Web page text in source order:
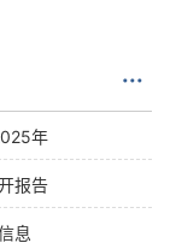
···
年
报告
息